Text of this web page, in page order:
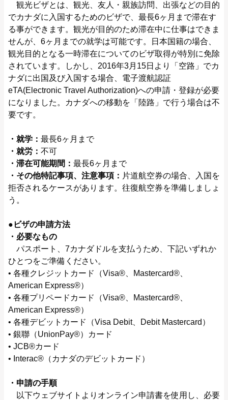
観光ビザとは、観光、友人・親族訪問、出張などの目的
でカナダに入国するためのビザで、最長6ヶ月まで滞在す
る事ができます。観光が目的のため滞在中に仕事はできま
せんが、6ヶ月までの就学は可能です。日本国籍の場合、
観光目的となる一時滞在についてのビザ取得が特別に免除
されています。しかし、2016年3月15日より「空路」でカ
ナダに出国及び入国する場合、電子渡航認証
eTA(Electronic Travel Authorization)への申請・登録が必要
になりました。カナダへの移動を「陸路」で行う場合は不
要です。
・就学： 最長6ヶ月まで
・就労： 不可
・滞在可能期間： 最長6ヶ月まで
・その他特記事項、注意事項： 片道航空券の場合、入国を
拒否されるケースがあります。往復航空券を準備しましょ
う。
●ビザの申請方法
・必要なもの
パスポート、7カナダドルを支払うため、下記いずれか
ひとつをご準備ください。
• 各種クレジットカード（Visa®、Mastercard®、
American Express®）
• 各種プリペードカード（Visa®、Mastercard®、
American Express®）
• 各種デビットカード（Visa Debit、Debit Mastercard）
• 銀聯（UnionPay®）カード
• JCB®カード
• Interac®（カナダのデビットカード）
・申請の手順
以下ウェブサイトよりオンライン申請書を使用し、必要